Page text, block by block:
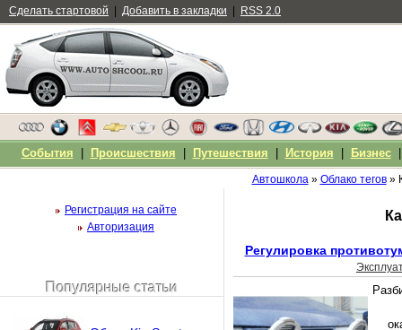
Автошкола» Облако тегов»
Регулировка
Регистрация на сайте
Авторизация
Напомнить пароль?
Популярные статьи
Сделать стартовой Добавить в закладки RSS 2.0
События Происшествия Путешествия История Бизнес